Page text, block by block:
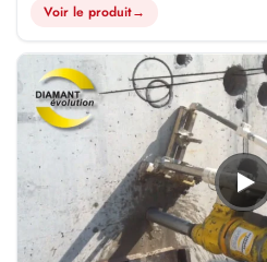
Voir le produit→